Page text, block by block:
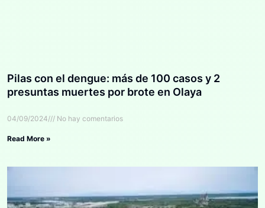
Pilas con el dengue: más de 100 casos y 2
presuntas muertes por brote en Olaya
04/09/2024 No hay comentarios
Read More »